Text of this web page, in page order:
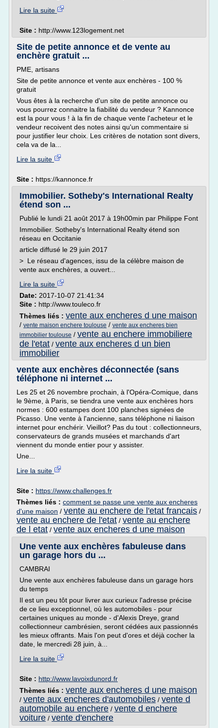
Lire la suite
Site : http://www.123logement.net
Site de petite annonce et de vente au
enchère gratuit ...
PME, artisans
Site de petite annonce et vente aux enchères - 100 %
gratuit
Vous êtes à la recherche d'un site de petite annonce ou
vous pourrez connaitre la fiabilité du vendeur ? Kannonce
est la pour vous ! à la fin de chaque vente l'acheteur et le
vendeur recoivent des notes ainsi qu'un commentaire si
pour justifier leur choix. Les critères de notation sont divers,
cela va de la...
Lire la suite
Site : https://kannonce.fr
Immobilier. Sotheby's International Realty
étend son ...
Publié le lundi 21 août 2017 à 19h00min par Philippe Font
Immobilier. Sotheby's International Realty étend son
réseau en Occitanie
article diffusé le 29 juin 2017
> Le réseau d'agences, issu de la célèbre maison de
vente aux enchères, a ouvert...
Lire la suite
Date: 2017-10-07 21:41:34
Site : http://www.touleco.fr
Thèmes liés : vente aux encheres d une maison
/ vente maison enchere toulouse / vente aux encheres bien
immobilier toulouse / vente au enchere immobiliere
de l'etat / vente aux encheres d un bien
immobilier
vente aux enchères déconnectée (sans
téléphone ni internet ...
Les 25 et 26 novembre prochain, à l'Opéra-Comique, dans
le 9ème, à Paris, se tiendra une vente aux enchères hors
normes : 600 estampes dont 100 planches signées de
Picasso. Une vente à l'ancienne, sans téléphone ni liaison
internet pour enchérir. Vieillot? Pas du tout : collectionneurs,
conservateurs de grands musées et marchands d'art
viennent du monde entier pour y assister.
Une...
Lire la suite
Site : https://www.challenges.fr
Thèmes liés : comment se passe une vente aux encheres
d'une maison / vente au enchere de l'etat francais /
vente au enchere de l'etat / vente au enchere
de l etat / vente aux encheres d une maison
Une vente aux enchères fabuleuse dans
un garage hors du ...
CAMBRAI
Une vente aux enchères fabuleuse dans un garage hors
du temps
Il est un peu tôt pour livrer aux curieux l'adresse précise
de ce lieu exceptionnel, où les automobiles - pour
certaines uniques au monde - d'Alexis Dreye, grand
collectionneur cambrésien, seront cédées aux passionnés
les mieux offrants. Mais l'on peut d'ores et déjà cocher la
date, le mercredi 28 juin, à...
Lire la suite
Site : http://www.lavoixdunord.fr
Thèmes liés : vente aux encheres d une maison
/ vente aux encheres d'automobiles / vente d
automobile au enchere / vente d enchere
voiture / vente d'enchere